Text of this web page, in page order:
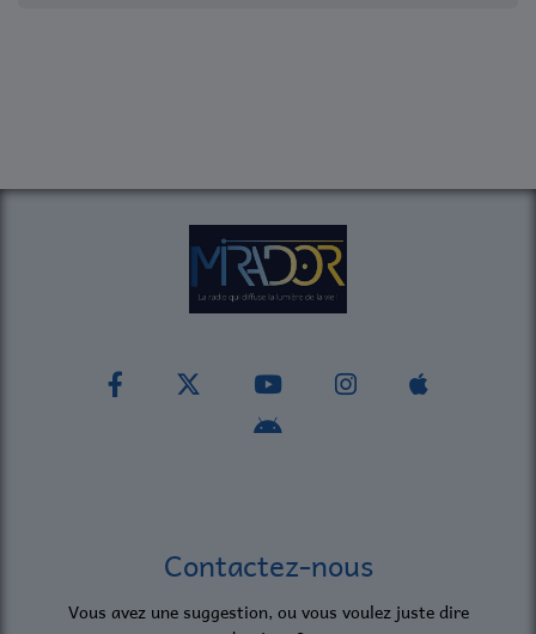
Contactez-nous
Vous avez une suggestion, ou vous voulez juste dire